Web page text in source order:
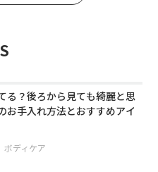
る？後ろから見ても綺麗と思
お手入れ方法とおすすめアイ
ボディケア